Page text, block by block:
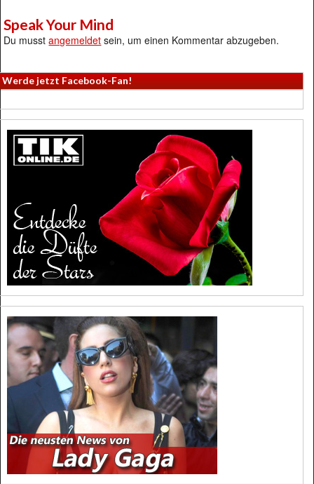
Speak Your Mind
Du musstangemeldet sein, um einen Kommentar abzugeben.
Werde jetzt Facebook-Fan!